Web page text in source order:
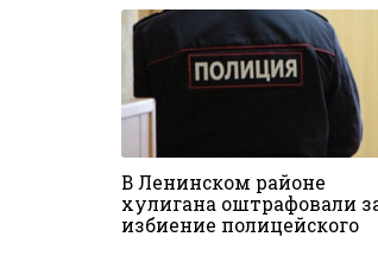
В Ленинском районе
хулигана оштрафовали
избиение полицейского